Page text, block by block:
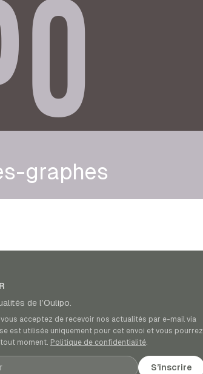
graphes
de l’Oulipo.
vous acceptez de recevoir nos actualités par e-mail via
est utilisée uniquement pour cet envoi et vous pourrez
moment. Politique de confidentialité.
S’inscrire